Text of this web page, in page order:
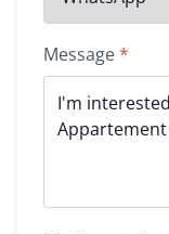
Message*